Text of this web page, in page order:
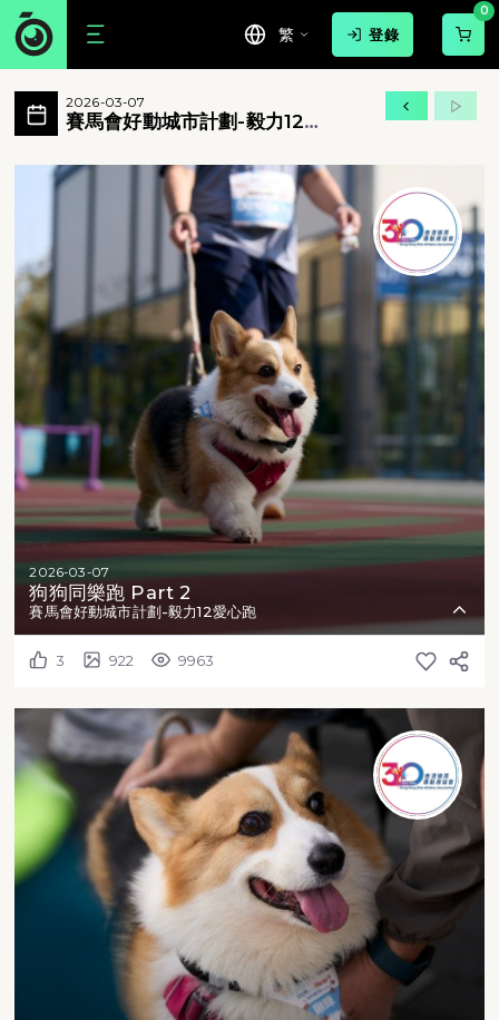
繁 登錄
0
賽馬會好動城市計劃-毅力12愛心跑
賽馬會好動城市計劃-毅力12愛心跑 所有相片
賽馬會好動城市計劃-毅力12愛心跑 - 賽馬會好動
2026-03-07
賽馬會好動城市計劃-毅力12
2026-03-07
狗狗同樂跑 Part 2
賽馬會好動城市計劃-毅力12愛心跑
3 922 9963